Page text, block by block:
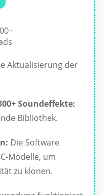
Aktualisierung der
Soundeffekte:
Bibliothek.
Die Software
Modelle, um
zu klonen.